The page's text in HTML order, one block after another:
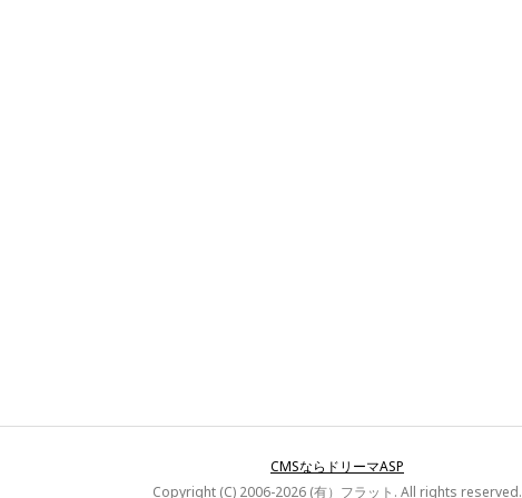
CMSならドリーマASP
Copyright (C) 2006-2026 (有）フラット. All rights reserved.